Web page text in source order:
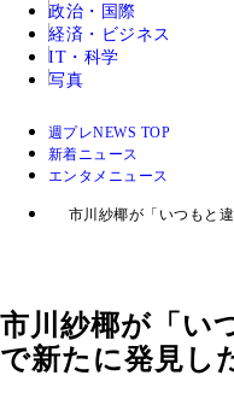
政治・国際
経済・ビジネス
IT・科学
写真
週プレNEWS TOP
新着ニュース
エンタメニュース
市川紗椰が「いつもと
市川紗椰が「い
で新たに発見し